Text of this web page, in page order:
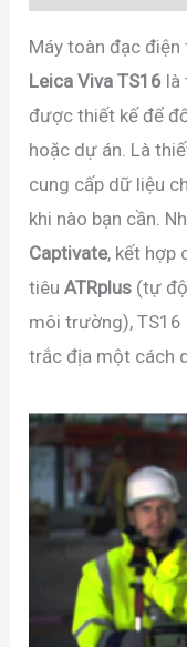
Máy toàn đạc
Leica Viva TS16 là
được thiết kế để
hoặc dự án. Là
cung cấp dữ liệu
khi nào bạn cần.
Captivate, kết hợp
tiêuATRplus (tự
môi trường), TS16
trắc địa một cách